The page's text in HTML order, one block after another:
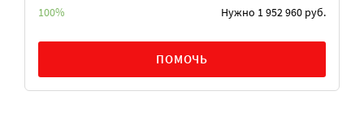
100% Нужно 1 952 960 руб.
ПОМОЧЬ